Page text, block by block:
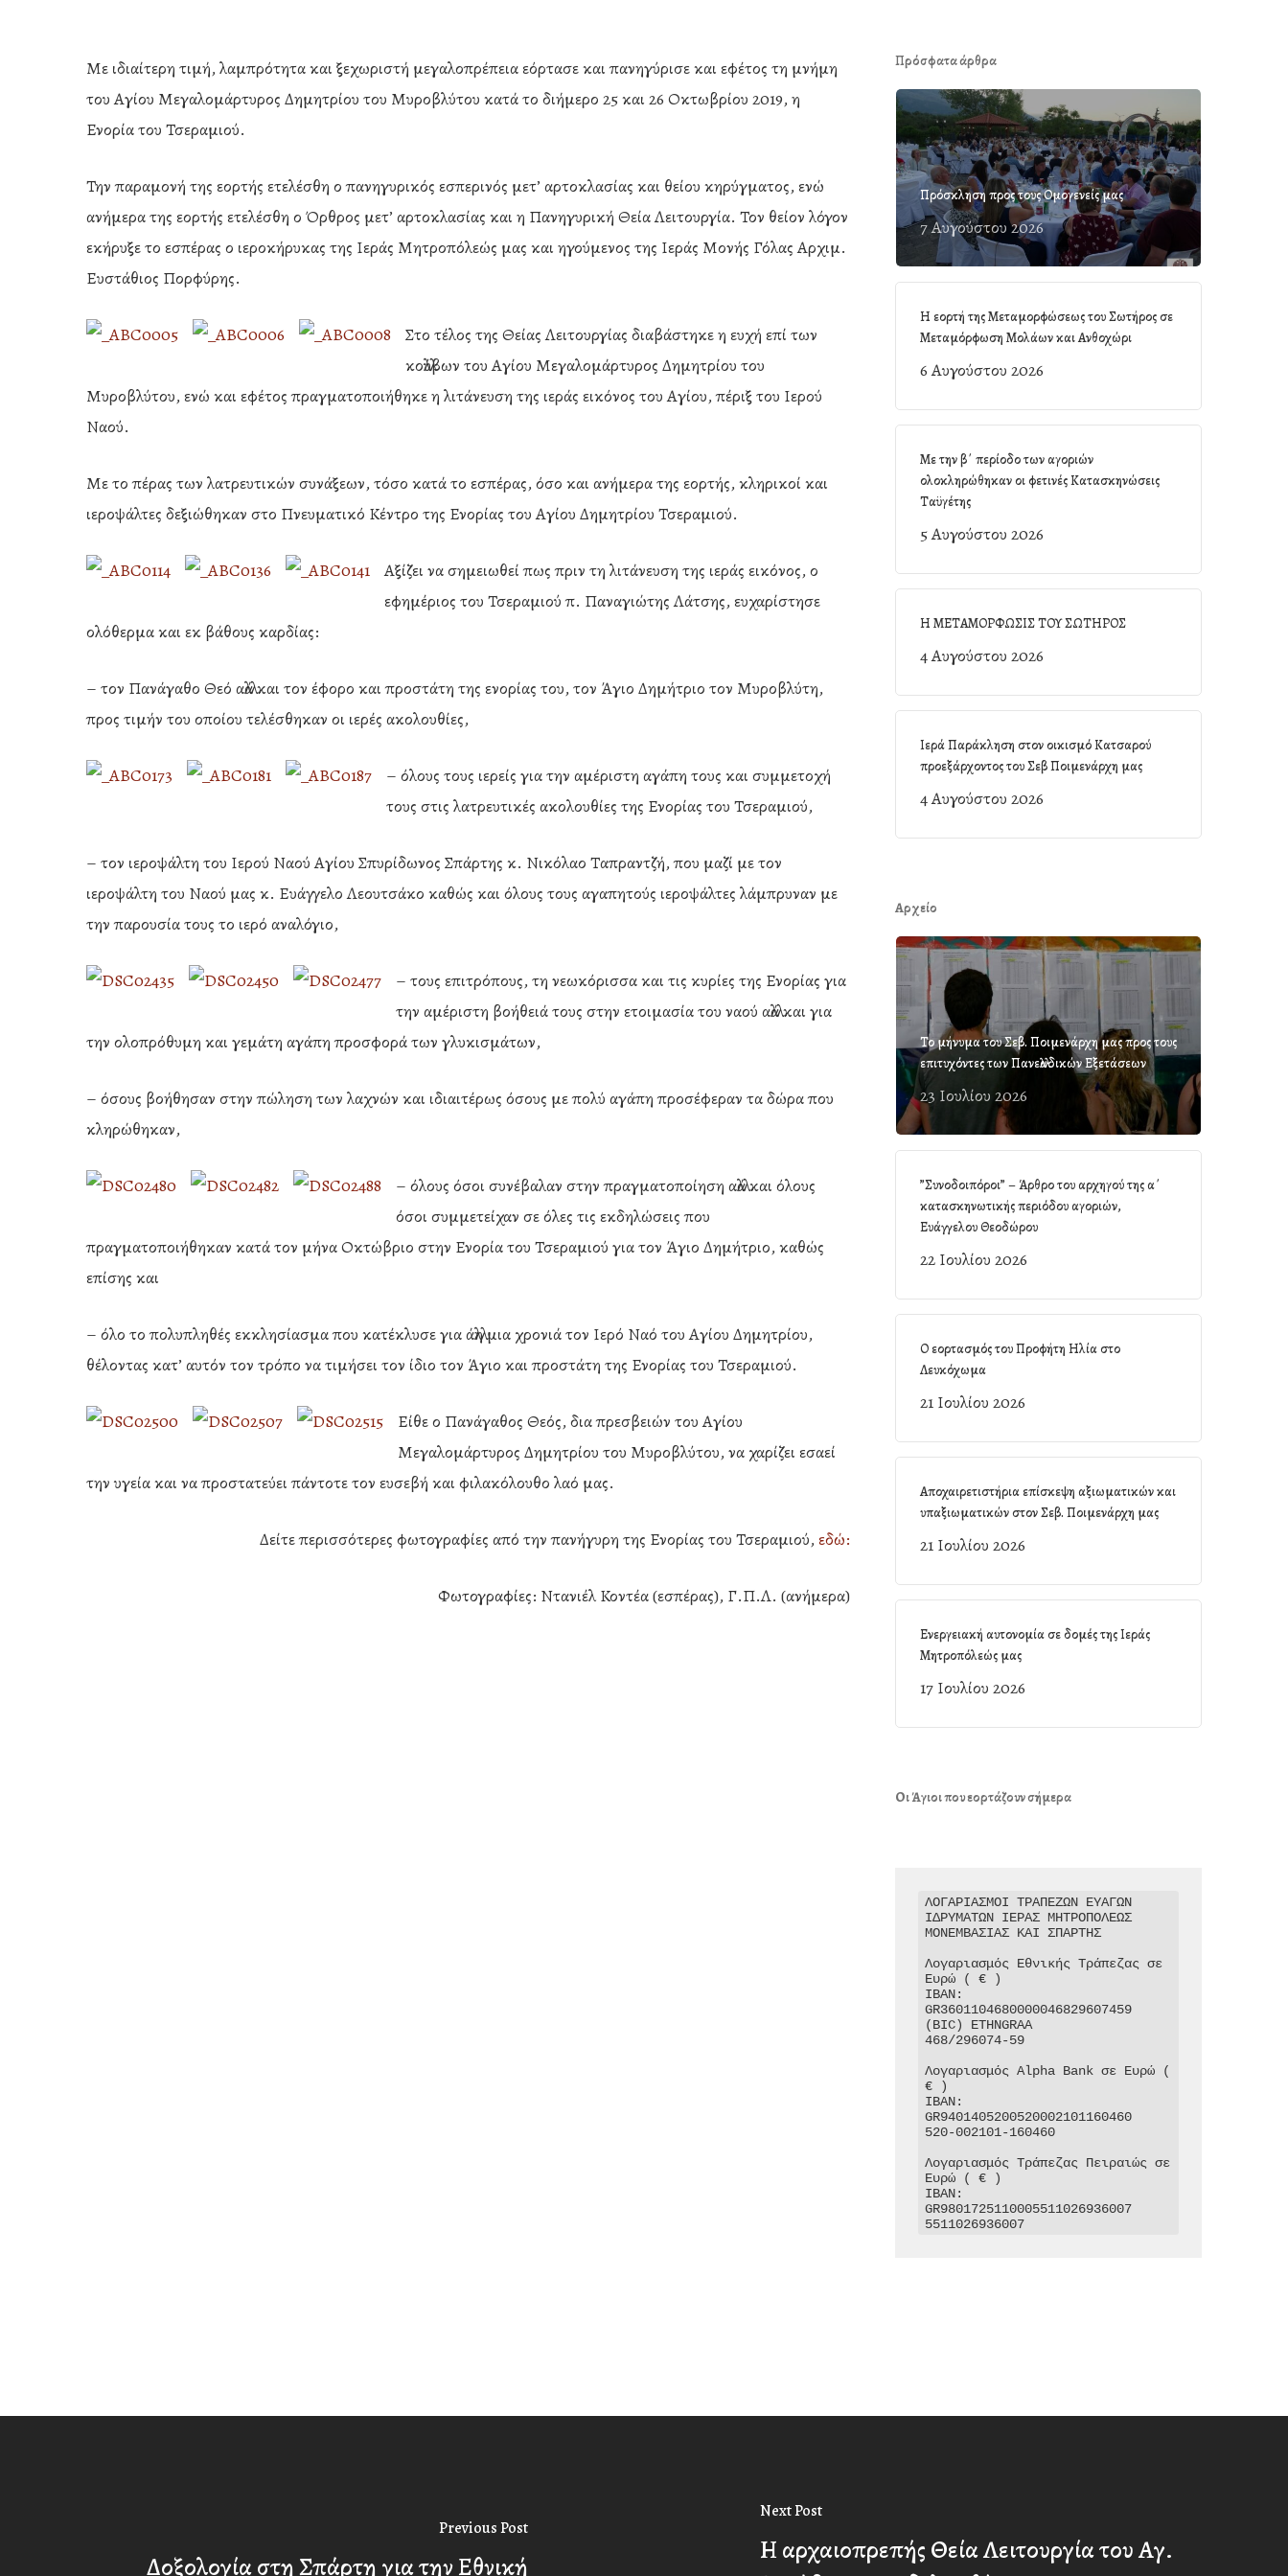
Με ιδιαίτερη τιμή, λαμπρότητα και ξεχωριστή μεγαλοπρέπεια εόρτασε και πανηγύρισε και εφέτος τη μνήμη
του Αγίου Μεγαλομάρτυρος Δημητρίου του Μυροβλύτου κατά το διήμερο 25 και 26 Οκτωβρίου 2019, η
Ενορία του Τσεραμιού.
Την παραμονή της εορτής ετελέσθη ο πανηγυρικός εσπερινός μετ’ αρτοκλασίας και θείου κηρύγματος, ενώ
ανήμερα της εορτής ετελέσθη ο Όρθρος μετ’ αρτοκλασίας και η Πανηγυρική Θεία Λειτουργία. Τον θείον λόγον
εκήρυξε το εσπέρας ο ιεροκήρυκας της Ιεράς Μητροπόλεώς μας και ηγούμενος της Ιεράς Μονής Γόλας Αρχιμ.
Ευστάθιος Πορφύρης.
Στο τέλος της Θείας Λειτουργίας διαβάστηκε η ευχή επί των
κολλύβων του Αγίου Μεγαλομάρτυρος Δημητρίου του
Μυροβλύτου, ενώ και εφέτος πραγματοποιήθηκε η λιτάνευση της ιεράς εικόνος του Αγίου, πέριξ του Ιερού
Ναού.
Με το πέρας των λατρευτικών συνάξεων, τόσο κατά το εσπέρας, όσο και ανήμερα της εορτής, κληρικοί και
ιεροψάλτες δεξιώθηκαν στο Πνευματικό Κέντρο της Ενορίας του Αγίου Δημητρίου Τσεραμιού.
Αξίζει να σημειωθεί πως πριν τη λιτάνευση της ιεράς εικόνος, ο
εφημέριος του Τσεραμιού π. Παναγιώτης Λάτσης, ευχαρίστησε
ολόθερμα και εκ βάθους καρδίας:
– τον Πανάγαθο Θεό αλλά και τον έφορο και προστάτη της ενορίας του, τον Άγιο Δημήτριο τον Μυροβλύτη,
προς τιμήν του οποίου τελέσθηκαν οι ιερές ακολουθίες,
– όλους τους ιερείς για την αμέριστη αγάπη τους και συμμετοχή
τους στις λατρευτικές ακολουθίες της Ενορίας του Τσεραμιού,
– τον ιεροψάλτη του Ιερού Ναού Αγίου Σπυρίδωνος Σπάρτης κ. Νικόλαο Ταπραντζή, που μαζί με τον
ιεροψάλτη του Ναού μας κ. Ευάγγελο Λεουτσάκο καθώς και όλους τους αγαπητούς ιεροψάλτες λάμπρυναν με
την παρουσία τους το ιερό αναλόγιο,
– τους επιτρόπους, τη νεωκόρισσα και τις κυρίες της Ενορίας για
την αμέριστη βοήθειά τους στην ετοιμασία του ναού αλλά και για
την ολοπρόθυμη και γεμάτη αγάπη προσφορά των γλυκισμάτων,
– όσους βοήθησαν στην πώληση των λαχνών και ιδιαιτέρως όσους με πολύ αγάπη προσέφεραν τα δώρα που
κληρώθηκαν,
– όλους όσοι συνέβαλαν στην πραγματοποίηση αλλά και όλους
όσοι συμμετείχαν σε όλες τις εκδηλώσεις που
πραγματοποιήθηκαν κατά τον μήνα Οκτώβριο στην Ενορία του Τσεραμιού για τον Άγιο Δημήτριο, καθώς
επίσης και
– όλο το πολυπληθές εκκλησίασμα που κατέκλυσε για άλλη μια χρονιά τον Ιερό Ναό του Αγίου Δημητρίου,
θέλοντας κατ’ αυτόν τον τρόπο να τιμήσει τον ίδιο τον Άγιο και προστάτη της Ενορίας του Τσεραμιού.
Είθε ο Πανάγαθος Θεός, δια πρεσβειών του Αγίου
Μεγαλομάρτυρος Δημητρίου του Μυροβλύτου, να χαρίζει εσαεί
την υγεία και να προστατεύει πάντοτε τον ευσεβή και φιλακόλουθο λαό μας.
Δείτε περισσότερες φωτογραφίες από την πανήγυρη της Ενορίας του Τσεραμιού, εδώ:
Φωτογραφίες: Ντανιέλ Κοντέα (εσπέρας), Γ.Π.Λ. (ανήμερα)
Πρόσφατα άρθρα
Πρόσκληση προς τους Ομογενείς μας
7 Αυγούστου 2026
Η εορτή της Μεταμορφώσεως του Σωτήρος σε
Μεταμόρφωση Μολάων και Ανθοχώρι
6 Αυγούστου 2026
Με την β΄ περίοδο των αγοριών
ολοκληρώθηκαν οι φετινές Κατασκηνώσεις
Ταϋγέτης
5 Αυγούστου 2026
Η ΜΕΤΑΜΟΡΦΩΣΙΣ ΤΟΥ ΣΩΤΗΡΟΣ
4 Αυγούστου 2026
Ιερά Παράκληση στον οικισμό Κατσαρού
προεξάρχοντος του Σεβ Ποιμενάρχη μας
4 Αυγούστου 2026
Αρχείο
Το μήνυμα του Σεβ. Ποιμενάρχη μας προς τους
επιτυχόντες των Πανελλαδικών Εξετάσεων
23 Ιουλίου 2026
”Συνοδοιπόροι” – Άρθρο του αρχηγού της α΄
κατασκηνωτικής περιόδου αγοριών,
Ευάγγελου Θεοδώρου
22 Ιουλίου 2026
Ο εορτασμός του Προφήτη Ηλία στο
Λευκόχωμα
21 Ιουλίου 2026
Αποχαιρετιστήρια επίσκεψη αξιωματικών και
υπαξιωματικών στον Σεβ. Ποιμενάρχη μας
21 Ιουλίου 2026
Ενεργειακή αυτονομία σε δομές της Ιεράς
Μητροπόλεώς μας
17 Ιουλίου 2026
Οι Άγιοι που εορτάζουν σήμερα
ΛΟΓΑΡΙΑΣΜΟΙ ΤΡΑΠΕΖΩΝ ΕΥΑΓΩΝ
ΙΔΡΥΜΑΤΩΝ ΙΕΡΑΣ ΜΗΤΡΟΠΟΛΕΩΣ
ΜΟΝΕΜΒΑΣΙΑΣ ΚΑΙ ΣΠΑΡΤΗΣ
Λογαριασμός Εθνικής Τράπεζας σε
Ευρώ ( € )
IBAN:
GR3601104680000046829607459
(BIC) ETHNGRAA
468/296074-59
Λογαριασμός Alpha Bank σε Ευρώ (
€ )
IBAN:
GR9401405200520002101160460
520-002101-160460
Λογαριασμός Τράπεζας Πειραιώς σε
Ευρώ ( € )
IBAN:
GR9801725110005511026936007
5511026936007
Previous Post
Δοξολογία στη Σπάρτη για την Εθνική
Next Post
Η αρχαιοπρεπής Θεία Λειτουργία του Αγ.